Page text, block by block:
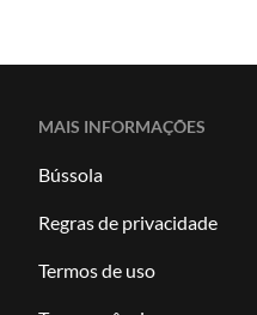
MAIS INFORMAÇÕES
Bússola
Regras de privacidade
Termos de uso